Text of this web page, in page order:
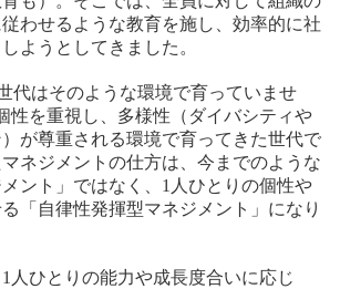
わせるような教育を施し、効率的に社
ようとしてきました。
代はそのような環境で育っていませ
性を重視し、多様性（ダイバシティや
が尊重される環境で育ってきた世代で
ネジメントの仕方は、今までのような
メント」ではなく、1人ひとりの個性や
「自律性発揮型マネジメント」になり
人ひとりの能力や成長度合いに応じ